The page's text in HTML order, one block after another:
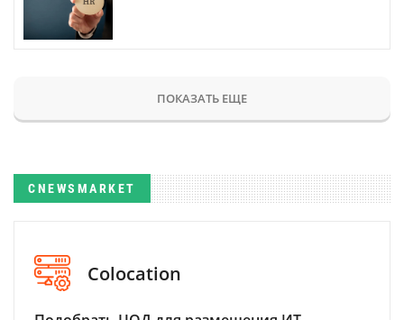
ПОКАЗАТЬ ЕЩЕ
CNEWSMARKET
Colocation